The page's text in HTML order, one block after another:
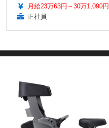
月給23万63円～30万1,090円
正社員